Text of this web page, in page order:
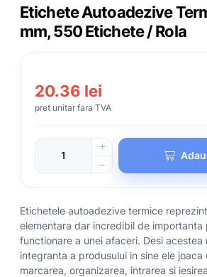
Etichete Autoadezive
mm, 550 Etichete / Rola
20.36 lei
pret unitar fara TVA
Etichetele autoadezive termice
elementara dar incredibil de importanta
functionare a unei afaceri. Desi acestea
integranta a produsului in sine ele joaca
marcarea, organizarea, intrarea si